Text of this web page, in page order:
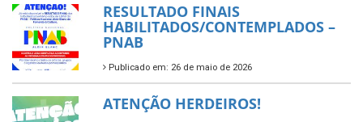
RESULTADO FINAIS
HABILITADOS/CONTEMPLADOS –
PNAB
Publicado em: 26 de maio de 2026
ATENÇÃO HERDEIROS!